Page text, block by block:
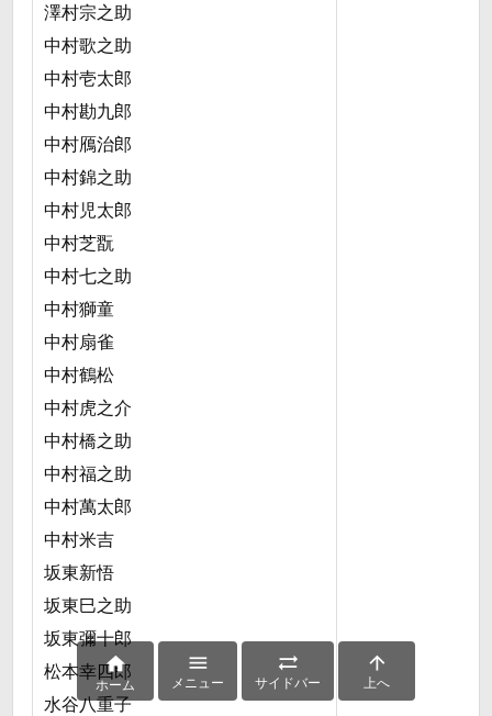
澤村宗之助
中村歌之助
中村壱太郎
中村勘九郎
中村鴈治郎
中村錦之助
中村児太郎
中村芝翫
中村七之助
中村獅童
中村扇雀
中村鶴松
中村虎之介
中村橋之助
中村福之助
中村萬太郎
中村米吉
坂東新悟
坂東巳之助
坂東彌十郎
松本幸四郎
水谷八重子

ホーム

メニュー

サイドバー

上へ